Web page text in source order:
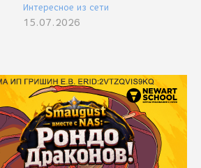
Интересное из сети
15.07.2026